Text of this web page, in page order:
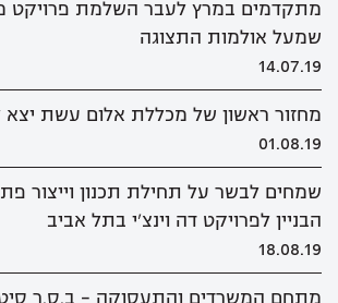
מתקדמים במרץ לעבר השלמת פרויקט
שמעל אולמות התצוגה
14.07.19
מחזור ראשון של מכללת אלום עשת יצא
01.08.19
שמחים לבשר על תחילת תכנון וייצור
הבניין לפרויקט דה וינצ'י בתל אביב
18.08.19
מתחם המשרדים והתעסוקה - ב.ס.ר